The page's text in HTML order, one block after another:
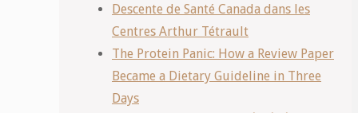
Descente de Santé Canada dans les
Centres Arthur Tétrault
The Protein Panic: How a Review Paper
Became a Dietary Guideline in Three
Days